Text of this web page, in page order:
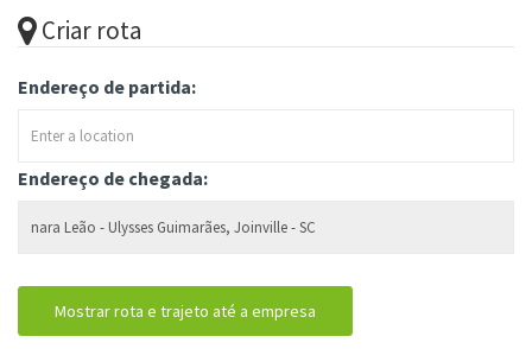
Criar rota
Endereço de partida:
Endereço de chegada: